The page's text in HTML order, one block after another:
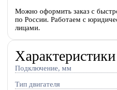
Можно оформить заказ с
по России. Работаем с
лицами.
Характеристики
Подключение, мм
Тип двигателя